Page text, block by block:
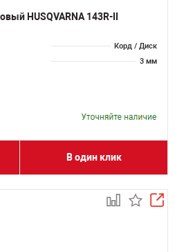
HUSQVARNA 143R-II
Корд / Диск
3 мм
В один клик